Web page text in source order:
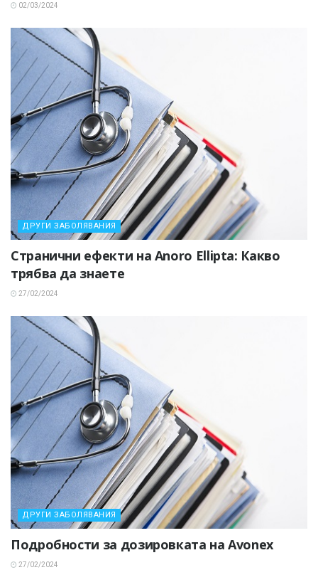
02/03/2024
ДРУГИ ЗАБОЛЯВАНИЯ
Странични ефекти на Anoro Ellipta: Какво
трябва да знаете
27/02/2024
ДРУГИ ЗАБОЛЯВАНИЯ
Подробности за дозировката на Avonex
27/02/2024